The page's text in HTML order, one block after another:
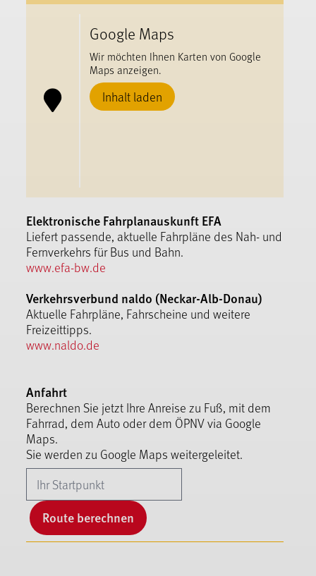
Google Maps
Wir möchten Ihnen Karten von Google
Maps anzeigen.
Inhalt laden
Elektronische Fahrplanauskunft EFA
Liefert passende, aktuelle Fahrpläne des Nah- und
Fernverkehrs für Bus und Bahn.
www.efa-bw.de
Verkehrsverbund naldo (Neckar-Alb-Donau)
Aktuelle Fahrpläne, Fahrscheine und weitere
Freizeittipps.
www.naldo.de
Anfahrt
Berechnen Sie jetzt Ihre Anreise zu Fuß, mit dem
Fahrrad, dem Auto oder dem ÖPNV via Google
Maps.
Sie werden zu Google Maps weitergeleitet.
Route berechnen